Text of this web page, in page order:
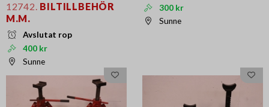
12742. BILTILLBEHÖR
M.M.
Avslutat rop
400 kr
Sunne
300 kr
Sunne